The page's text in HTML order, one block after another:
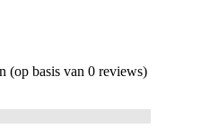
(op basis van 0 reviews)